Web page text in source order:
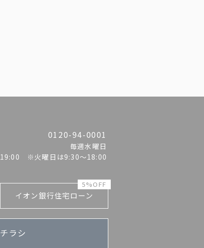
0120-94-0001
毎週水曜日
※火曜日は9:30～18:00
イオン銀行住宅ローン
5%OFF
ラシ